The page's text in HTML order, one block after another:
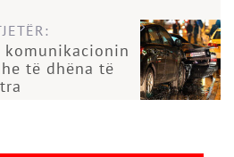
komunikacionin
të dhëna të